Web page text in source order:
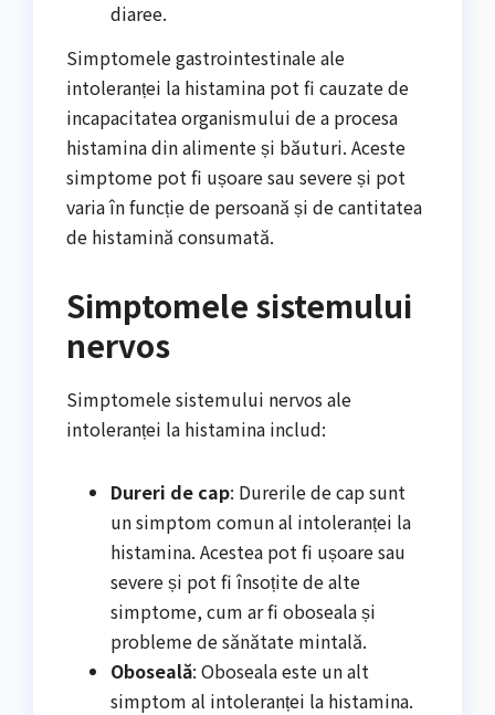
diaree.
Simptomele gastrointestinale ale
intoleranței la histamina pot fi cauzate de
incapacitatea organismului de a procesa
histamina din alimente și băuturi. Aceste
simptome pot fi ușoare sau severe și pot
varia în funcție de persoană și de cantitatea
de histamină consumată.
Simptomele sistemului
nervos
Simptomele sistemului nervos ale
intoleranței la histamina includ:
Dureri de cap: Durerile de cap sunt
un simptom comun al intoleranței la
histamina. Acestea pot fi ușoare sau
severe și pot fi însoțite de alte
simptome, cum ar fi oboseala și
probleme de sănătate mintală.
Oboseală: Oboseala este un alt
simptom al intoleranței la histamina.